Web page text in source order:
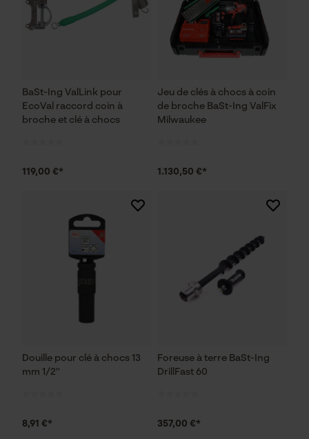
BaSt-Ing ValLink pour
EcoVal raccord coin à
broche et clé à chocs
119,00 €*
Jeu de clés à chocs à coin
de broche BaSt-Ing ValFix
Milwaukee
1.130,50 €*
Douille pour clé à chocs 13
mm 1/2''
8,91 €*
Foreuse à terre BaSt-Ing
DrillFast 60
357,00 €*